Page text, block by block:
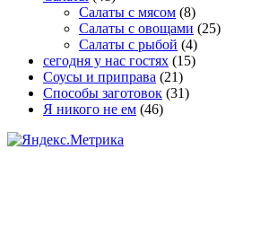
Салаты с мясом (8)
Салаты с овощами (25)
Салаты с рыбой (4)
сегодня у нас гостях (15)
Соусы и приправа (21)
Способы заготовок (31)
Я никого не ем (46)